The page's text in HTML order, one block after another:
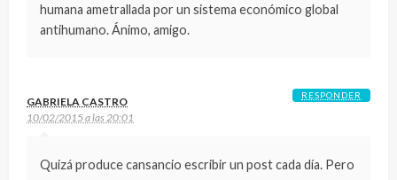
humana ametrallada por un sistema económico global
antihumano. Ánimo, amigo.
GABRIELA CASTRO
10/02/2015 a las 20:01
Quizá produce cansancio escribir un post cada día. Pero
RESPONDER